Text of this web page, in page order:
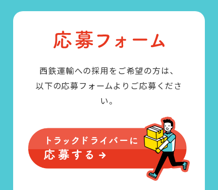
西鉄運輸への採用をご希望の方は、
以下の応募フォームよりご応募くださ
い。